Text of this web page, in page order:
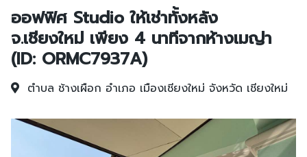
ออฟฟิศ Studio ให้เช่าทั้งหลัง
จ.เชียงใหม่ เพียง 4 นาทีจากห้างเมญ่า
(ID: ORMC7937A)
ตำบล ช้างเผือก อำเภอ เมืองเชียงใหม่ จังหวัด เชียงใหม่